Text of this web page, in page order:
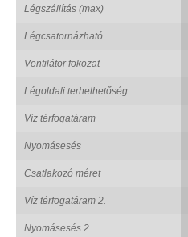
Légszállítás (max)
Légcsatornázható
Ventilátor fokozat
Légoldali terhelhetőség
Víz térfogatáram
Nyomásesés
Csatlakozó méret
Víz térfogatáram 2.
Nyomásesés 2.